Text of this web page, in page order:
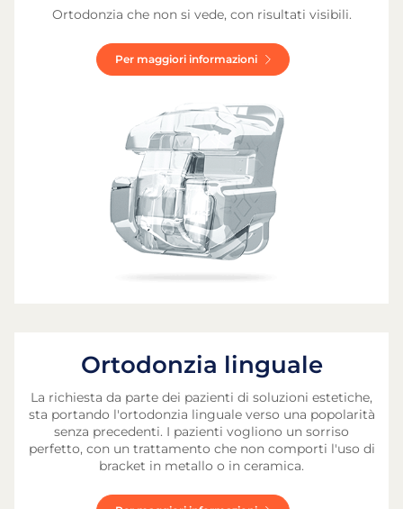
Ortodonzia che non si vede, con risultati visibili.
Per maggiori informazioni
Ortodonzia linguale
La richiesta da parte dei pazienti di soluzioni estetiche,
sta portando l'ortodonzia linguale verso una popolarità
senza precedenti. I pazienti vogliono un sorriso
perfetto, con un trattamento che non comporti l'uso di
bracket in metallo o in ceramica.